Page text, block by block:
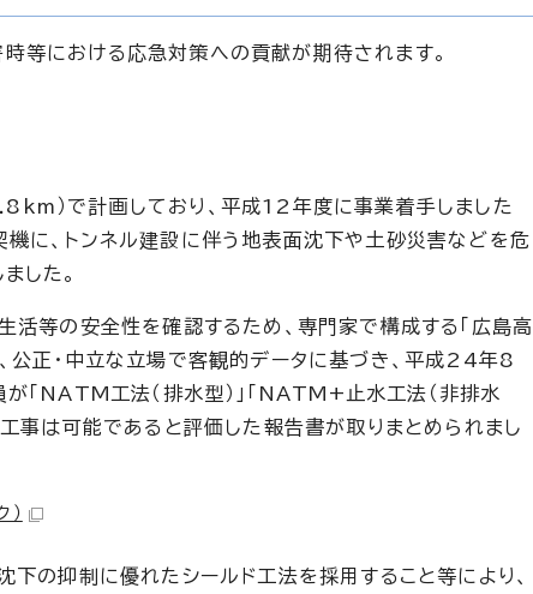
等における応急対策への貢献が期待されます。
）で計画しており、平成12年度に事業着手しました
に、トンネル建設に伴う地表面沈下や土砂災害などを危
した。
等の安全性を確認するため、専門家で構成する「広島高
公正・中立な立場で客観的データに基づき、平成24年8
「NATM工法（排水型）」「NATM+止水工法（非排水
工事は可能であると評価した報告書が取りまとめられまし
）
の抑制に優れたシールド工法を採用すること等により、